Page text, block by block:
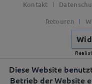
Kontakt
Retouren
Diese Website
Betrieb der Website